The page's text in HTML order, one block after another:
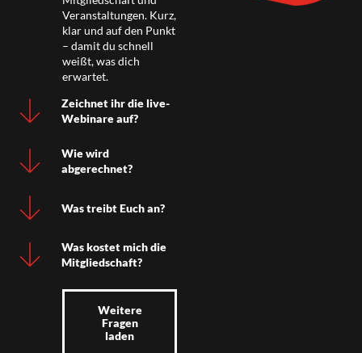
Veranstaltungen. Kurz,
klar und auf den Punkt
– damit du schnell
weißt, was dich
erwartet.
Zeichnet ihr die live-
Webinare auf?
Wie wird
abgerechnet?
Was treibt Euch an?
Was kostet mich die
Mitgliedschaft?
Weitere
Fragen
laden